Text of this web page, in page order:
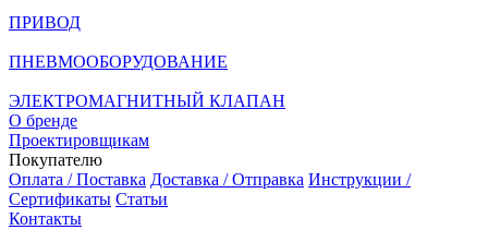
ПРИВОД
ПНЕВМООБОРУДОВАНИЕ
ЭЛЕКТРОМАГНИТНЫЙ КЛАПАН
О бренде
Проектировщикам
Покупателю
Оплата / Поставка Доставка / Отправка Инструкции /
Сертификаты Статьи
Контакты